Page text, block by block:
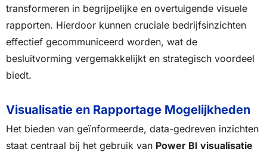
transformeren in begrijpelijke en overtuigende visuele
rapporten. Hierdoor kunnen cruciale bedrijfsinzichten
effectief gecommuniceerd worden, wat de
besluitvorming vergemakkelijkt en strategisch voordeel
biedt.
Visualisatie en Rapportage Mogelijkheden
Het bieden van geïnformeerde, data-gedreven inzichten
staat centraal bij het gebruik van Power BI visualisatie